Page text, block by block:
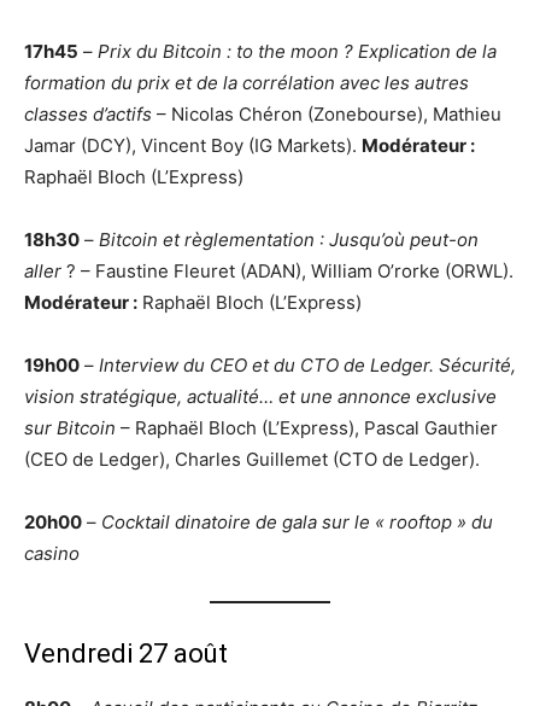
17h45 – Prix du Bitcoin : to the moon ? Explication de la
formation du prix et de la corrélation avec les autres
classes d’actifs – Nicolas Chéron (Zonebourse), Mathieu
Jamar (DCY), Vincent Boy (IG Markets). Modérateur :
Raphaël Bloch (L’Express)
18h30 – Bitcoin et règlementation : Jusqu’où peut-on
aller ? – Faustine Fleuret (ADAN), William O’rorke (ORWL).
Modérateur : Raphaël Bloch (L’Express)
19h00 – Interview du CEO et du CTO de Ledger. Sécurité,
vision stratégique, actualité… et une annonce exclusive
sur Bitcoin – Raphaël Bloch (L’Express), Pascal Gauthier
(CEO de Ledger), Charles Guillemet (CTO de Ledger).
20h00 – Cocktail dinatoire de gala sur le « rooftop » du
casino
Vendredi 27 août